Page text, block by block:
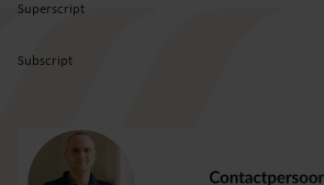
Superscript
Subscript